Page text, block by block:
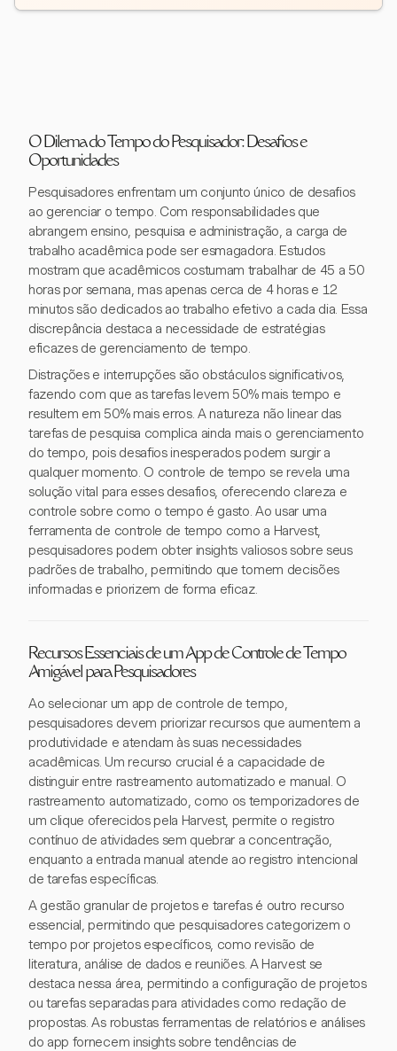
O Dilema do Tempo do Pesquisador: Desafios e
Oportunidades
Pesquisadores enfrentam um conjunto único de desafios
ao gerenciar o tempo. Com responsabilidades que
abrangem ensino, pesquisa e administração, a carga de
trabalho acadêmica pode ser esmagadora. Estudos
mostram que acadêmicos costumam trabalhar de 45 a 50
horas por semana, mas apenas cerca de 4 horas e 12
minutos são dedicados ao trabalho efetivo a cada dia. Essa
discrepância destaca a necessidade de estratégias
eficazes de gerenciamento de tempo.
Distrações e interrupções são obstáculos significativos,
fazendo com que as tarefas levem 50% mais tempo e
resultem em 50% mais erros. A natureza não linear das
tarefas de pesquisa complica ainda mais o gerenciamento
do tempo, pois desafios inesperados podem surgir a
qualquer momento. O controle de tempo se revela uma
solução vital para esses desafios, oferecendo clareza e
controle sobre como o tempo é gasto. Ao usar uma
ferramenta de controle de tempo como a Harvest,
pesquisadores podem obter insights valiosos sobre seus
padrões de trabalho, permitindo que tomem decisões
informadas e priorizem de forma eficaz.
Recursos Essenciais de um App de Controle de Tempo
Amigável para Pesquisadores
Ao selecionar um app de controle de tempo,
pesquisadores devem priorizar recursos que aumentem a
produtividade e atendam às suas necessidades
acadêmicas. Um recurso crucial é a capacidade de
distinguir entre rastreamento automatizado e manual. O
rastreamento automatizado, como os temporizadores de
um clique oferecidos pela Harvest, permite o registro
contínuo de atividades sem quebrar a concentração,
enquanto a entrada manual atende ao registro intencional
de tarefas específicas.
A gestão granular de projetos e tarefas é outro recurso
essencial, permitindo que pesquisadores categorizem o
tempo por projetos específicos, como revisão de
literatura, análise de dados e reuniões. A Harvest se
destaca nessa área, permitindo a configuração de projetos
ou tarefas separadas para atividades como redação de
propostas. As robustas ferramentas de relatórios e análises
do app fornecem insights sobre tendências de